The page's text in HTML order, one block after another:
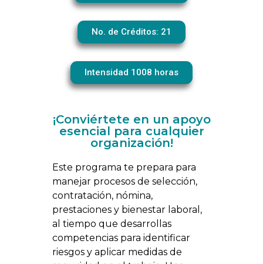
No. de Créditos: 21
Intensidad 1008 horas
¡Conviértete en un apoyo
esencial para cualquier
organización!
Este programa te prepara para
manejar procesos de selección,
contratación, nómina,
prestaciones y bienestar laboral,
al tiempo que desarrollas
competencias para identificar
riesgos y aplicar medidas de